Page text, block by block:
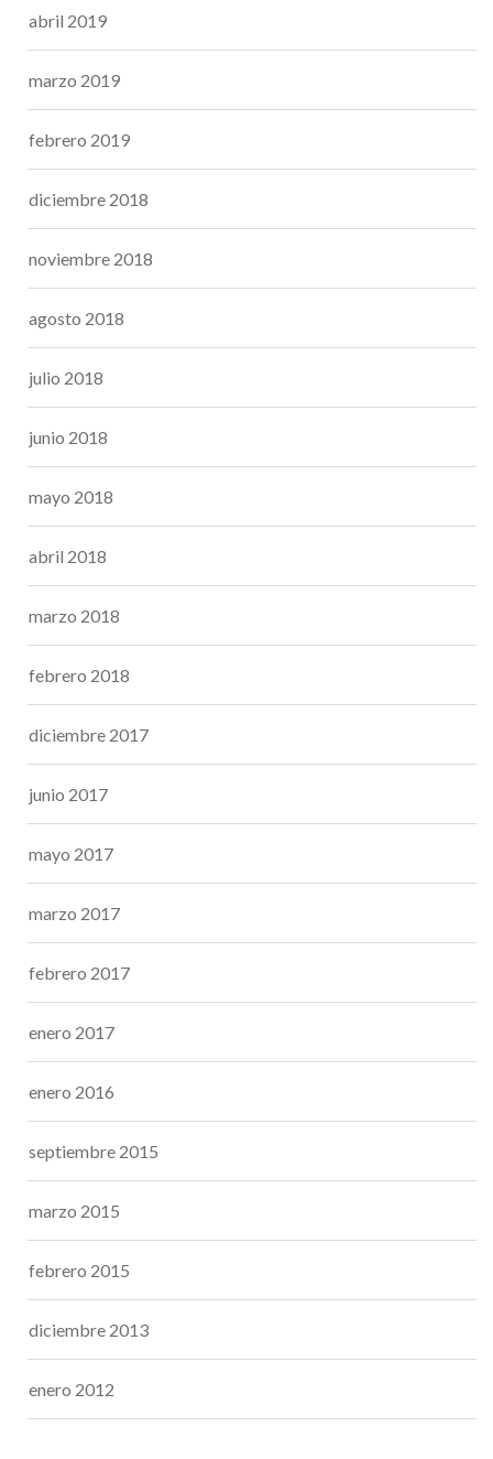
abril 2019
marzo 2019
febrero 2019
diciembre 2018
noviembre 2018
agosto 2018
julio 2018
junio 2018
mayo 2018
abril 2018
marzo 2018
febrero 2018
diciembre 2017
junio 2017
mayo 2017
marzo 2017
febrero 2017
enero 2017
enero 2016
septiembre 2015
marzo 2015
febrero 2015
diciembre 2013
enero 2012